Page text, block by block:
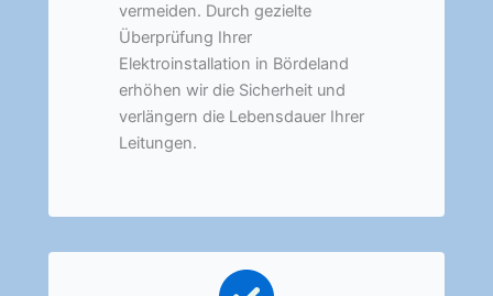
vermeiden. Durch gezielte
Überprüfung Ihrer
Elektroinstallation in Bördeland
erhöhen wir die Sicherheit und
verlängern die Lebensdauer Ihrer
Leitungen.